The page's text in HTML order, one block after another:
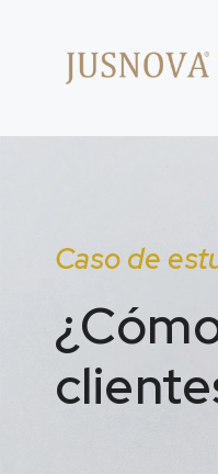
Caso de